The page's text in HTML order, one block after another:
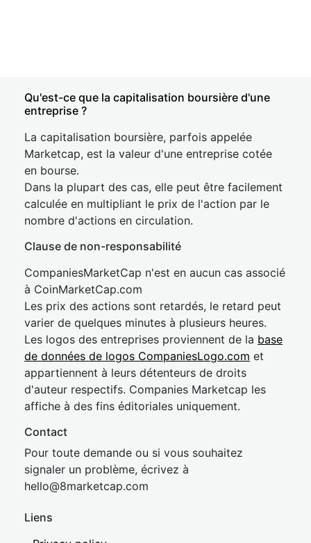
Qu'est-ce que la capitalisation boursière d'une
entreprise ?
La capitalisation boursière, parfois appelée
Marketcap, est la valeur d'une entreprise cotée
en bourse.
Dans la plupart des cas, elle peut être facilement
calculée en multipliant le prix de l'action par le
nombre d'actions en circulation.
Clause de non-responsabilité
CompaniesMarketCap n'est en aucun cas associé
à CoinMarketCap.com
Les prix des actions sont retardés, le retard peut
varier de quelques minutes à plusieurs heures.
Les logos des entreprises proviennent de la base
de données de logos CompaniesLogo.com et
appartiennent à leurs détenteurs de droits
d'auteur respectifs. Companies Marketcap les
affiche à des fins éditoriales uniquement.
Contact
Pour toute demande ou si vous souhaitez
signaler un problème, écrivez à
hello@8marketcap.com
Liens